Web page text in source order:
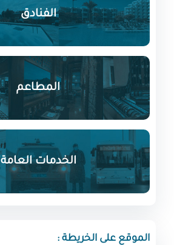
الفنادق
المطاعم
الخدمات العامة
الموقع على الخريطة :